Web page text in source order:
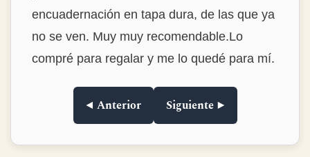
encuadernación en tapa dura, de las que ya
no se ven. Muy muy recomendable.Lo
compré para regalar y me lo quedé para mí.
◀ Anterior Siguiente ▶